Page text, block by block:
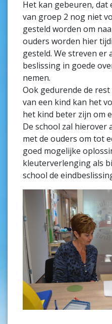
Het kan gebeuren, dat
van groep 2 nog niet
gesteld worden om
ouders worden hier
gesteld. We streven er
beslissing in goede
nemen.
Ook gedurende de
van een kind kan het
het kind beter zijn om
De school zal hierover
met de ouders om tot
goed mogelijke
kleuterverlenging als
school de